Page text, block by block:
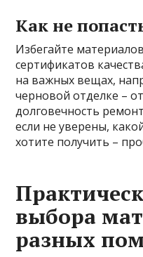
Как не
Избегайте
сертификатов
на важных вещах,
черновой отделке –
долговечность
если не уверены,
хотите получить –
выбора
разных